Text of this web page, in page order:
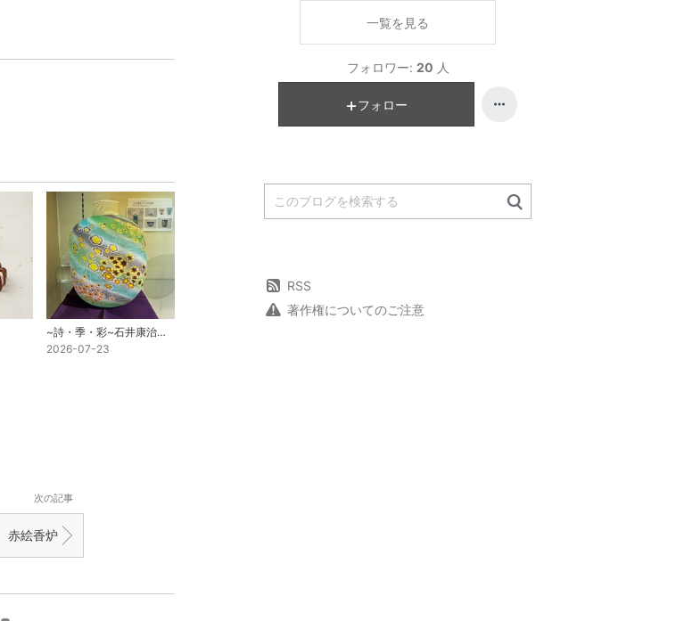
~詩・季・彩~石井康治ガラス作品展
2026-07-23
次の記事
赤絵香炉
一覧を見る
フォロワー: 20 人
フォロー
RSS
著作権についてのご注意